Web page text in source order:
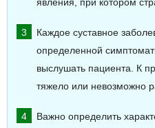
явления, при котором
Каждое суставное
определенной
выслушать пациента. К
тяжело или невозможно
Важно определить